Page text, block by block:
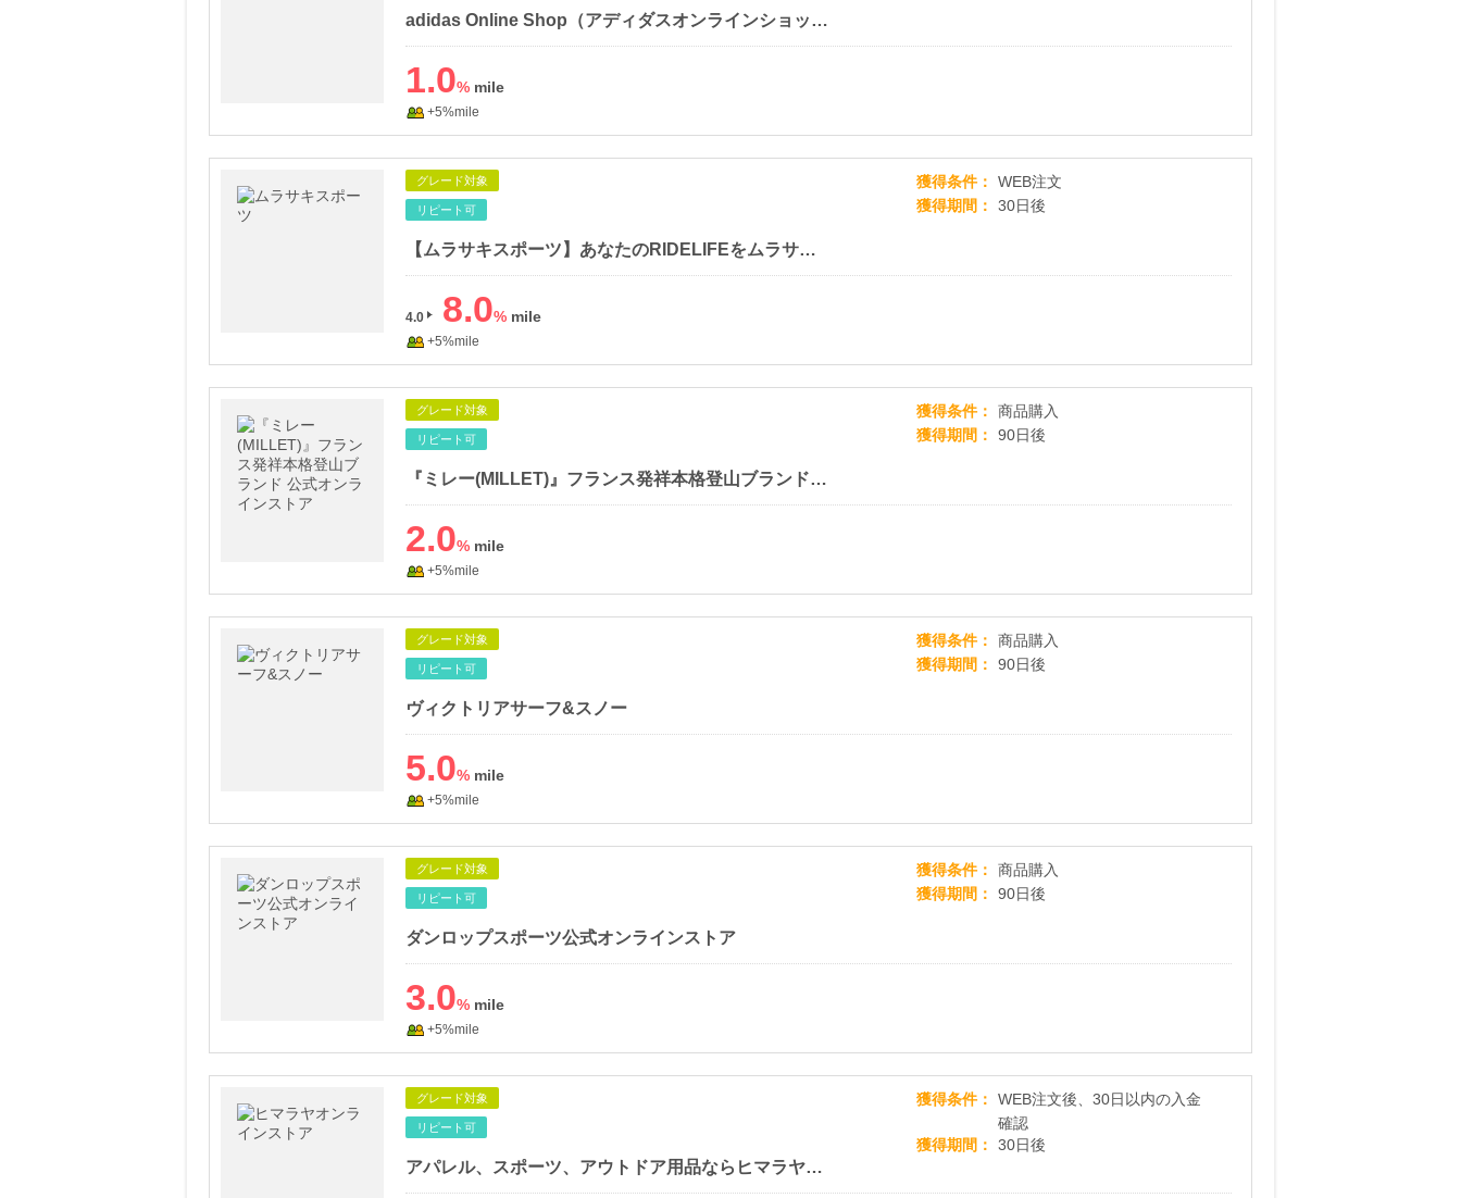
adidas Online Shop（アディダスオンラインショップ）
1.0%
+5%mile
グレード対象
リピート可
【ムラサキスポーツ】あなたのRIDELIFEをムラサキスポーツで手に入れよう
獲得条件
WEB注文
獲得期間
30日後
4.0 8.0%
+5%mile
グレード対象
リピート可
『ミレー(MILLET)』フランス発祥本格登山ブランド 公式オンラインストア
獲得条件
商品購入
獲得期間
90日後
2.0%
+5%mile
グレード対象
リピート可
ヴィクトリアサーフ&スノー
獲得条件
商品購入
獲得期間
90日後
5.0%
+5%mile
グレード対象
リピート可
ダンロップスポーツ公式オンラインストア
獲得条件
商品購入
獲得期間
90日後
3.0%
+5%mile
グレード対象
リピート可
アパレル、スポーツ、アウトドア用品ならヒマラヤ【ヒマラヤオンラインストア】
獲得条件
WEB注文後、30日以内の入金
確認
獲得期間
30日後